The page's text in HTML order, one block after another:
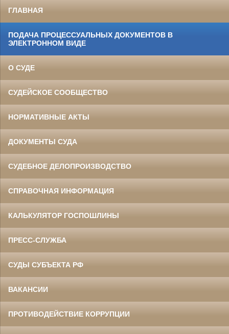
ГЛАВНАЯ
ПОДАЧА ПРОЦЕССУАЛЬНЫХ ДОКУМЕНТОВ В
ЭЛЕКТРОННОМ ВИДЕ
О СУДЕ
СУДЕЙСКОЕ СООБЩЕСТВО
НОРМАТИВНЫЕ АКТЫ
ДОКУМЕНТЫ СУДА
СУДЕБНОЕ ДЕЛОПРОИЗВОДСТВО
СПРАВОЧНАЯ ИНФОРМАЦИЯ
КАЛЬКУЛЯТОР ГОСПОШЛИНЫ
ПРЕСС-СЛУЖБА
СУДЫ СУБЪЕКТА РФ
ВАКАНСИИ
ПРОТИВОДЕЙСТВИЕ КОРРУПЦИИ